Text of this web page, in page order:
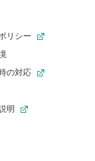
リシー
の対応
明